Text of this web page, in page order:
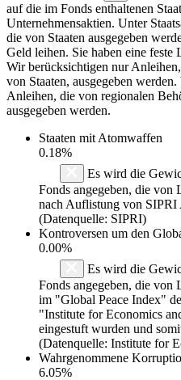
auf die im Fonds enthaltenen
Unternehmensaktien. Unter
die von Staaten ausgegeben
Geld leihen. Sie haben eine feste
Wir berücksichtigen nur
von Staaten, ausgegeben
Anleihen, die von regionalen
ausgegeben werden.
Staaten mit Atomwaffen
0.18%
Es wird die
Fonds angegeben, die von
nach Auflistung von SIPRI
(Datenquelle: SIPRI)
Kontroversen um den
0.00%
Es wird die
Fonds angegeben, die von
im "Global Peace Index"
"Institute for Economics
eingestuft wurden und
(Datenquelle: Institute for
Wahrgenommene
6.05%